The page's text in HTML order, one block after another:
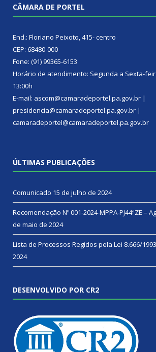
CÂMARA DE PORTEL
End.: Floriano Peixoto, 415- centro
CEP: 68480-000
Fone: (91) 99365-6153
Horário de atendimento: Segunda a Sexta-
13:00h
E-mail: ascom@camaradeportel.pa.gov.br |
presidencia@camaradeportel.pa.gov.br |
camaradeportel@camaradeportel.pa.gov.br
ÚLTIMAS PUBLICAÇÕES
Comunicado 15 de julho de 2024
Recomendação Nº 001-2024-MPPA-PJ44ªZE –
de maio de 2024
Lista de Processos Regidos pela Lei 8.666/1993
2024
DESENVOLVIDO POR CR2